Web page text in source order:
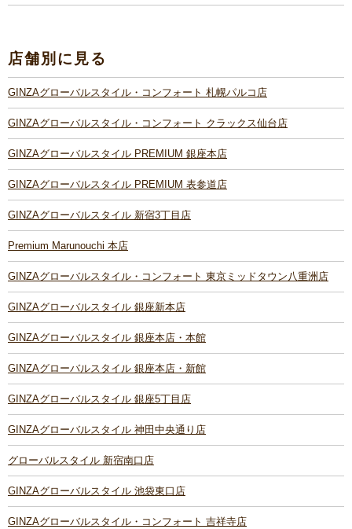
店舗別に見る
GINZAグローバルスタイル・コンフォート 札幌パルコ店
GINZAグローバルスタイル・コンフォート クラックス仙台店
GINZAグローバルスタイル PREMIUM 銀座本店
GINZAグローバルスタイル PREMIUM 表参道店
GINZAグローバルスタイル 新宿3丁目店
Premium Marunouchi 本店
GINZAグローバルスタイル・コンフォート 東京ミッドタウン八重洲店
GINZAグローバルスタイル 銀座新本店
GINZAグローバルスタイル 銀座本店・本館
GINZAグローバルスタイル 銀座本店・新館
GINZAグローバルスタイル 銀座5丁目店
GINZAグローバルスタイル 神田中央通り店
グローバルスタイル 新宿南口店
GINZAグローバルスタイル 池袋東口店
GINZAグローバルスタイル・コンフォート 吉祥寺店